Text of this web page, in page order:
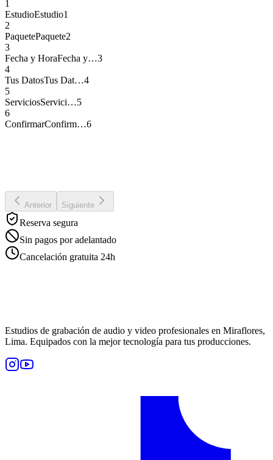
1
EstudioEstudio1
2
PaquetePaquete2
3
Fecha y HoraFecha y…3
4
Tus DatosTus Dat…4
5
ServiciosServici…5
6
ConfirmarConfirm…6
Anterior Siguiente
Reserva segura
Sin pagos por adelantado
Cancelación gratuita 24h
Estudios de grabación de audio y video profesionales en Miraflores,
Lima. Equipados con la mejor tecnología para tus producciones.